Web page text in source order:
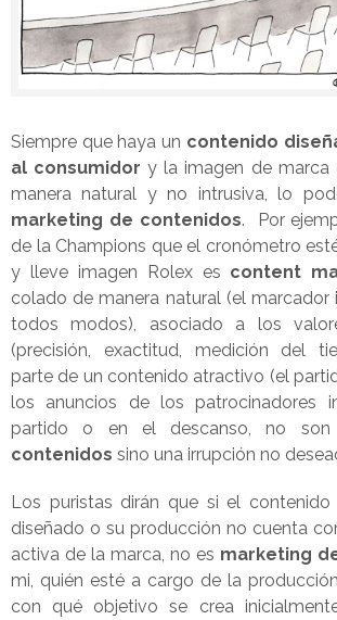
Siempre que haya un contenido
al consumidor y la imagen de marca
manera natural y no intrusiva, lo
marketing de contenidos. Por
de la Champions que el cronómetro
y lleve imagen Rolex es content
colado de manera natural (el marcador
todos modos), asociado a los
(precisión, exactitud, medición del
parte de un contenido atractivo (el
los anuncios de los patrocinadores
partido o en el descanso, no son
contenidos sino una irrupción no
Los puristas dirán que si el contenido
diseñado o su producción no cuenta
activa de la marca, no es marketing
mi, quién esté a cargo de la
con qué objetivo se crea